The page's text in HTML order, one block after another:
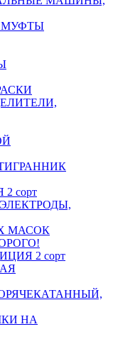
МУФТЫ
сорт
МАСОК
2 сорт
НА